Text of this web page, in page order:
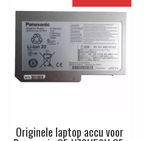
Originele laptop accu voor